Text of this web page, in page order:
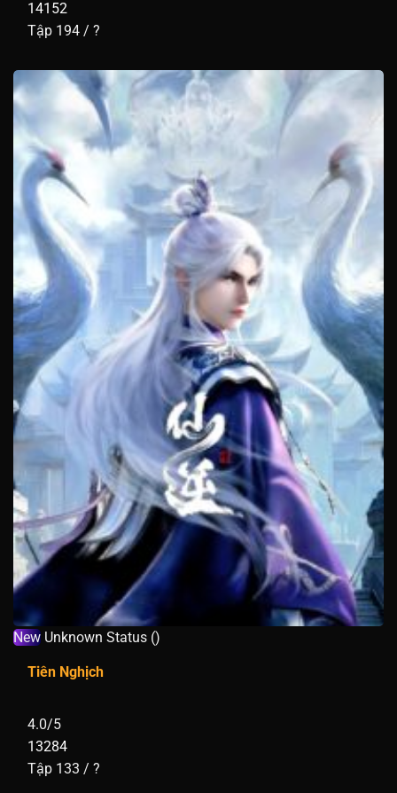
Tập 5
14152
Tập 194 / ?
New Unknown Status ()
Tiên Nghịch
4.0/5
13284
Tập 133 / ?